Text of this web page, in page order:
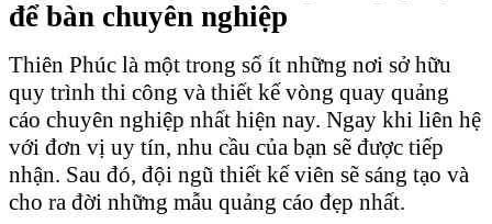
để bàn chuyên nghiệp
Thiên Phúc là một trong số ít những nơi sở hữu
quy trình thi công và thiết kế vòng quay quảng
cáo chuyên nghiệp nhất hiện nay. Ngay khi liên hệ
với đơn vị uy tín, nhu cầu của bạn sẽ được tiếp
nhận. Sau đó, đội ngũ thiết kế viên sẽ sáng tạo và
cho ra đời những mẫu quảng cáo đẹp nhất.